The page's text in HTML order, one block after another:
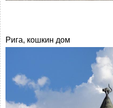
Рига, кошкин дом